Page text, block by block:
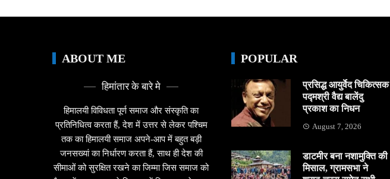
ABOUT ME
हिमांतार के बारे मे
हिमालयी विविधता पूर्ण समाज और संस्कृति का
प्रतिनिधित्व करता हैं, देश में उत्तर से लेकर पश्चिम
तक का हिमालयी समाज अपने-आप में बहुत बड़ी
जनसख्यां का निर्धारण करता हैं, साथ ही देश की
सीमाओं को सुरक्षित रखने का जिम्मा जिस समाज को
POPULAR
प्रसिद्ध आयुर्वेद चिकित्सक
पद्मश्री वैद्य बालेंदु
प्रकाश का निधन
August 7, 2026
डाटमीर बना नशामुक्ति की
मिसाल, ग्रामसभा ने